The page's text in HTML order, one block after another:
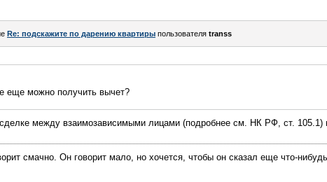
Re: подскажите по дарению квартиры пользователя transs
еще можно получить вычет?
между взаимозависимыми лицами (подробнее см. НК РФ, ст. 105.1)
смачно. Он говорит мало, но хочется, чтобы он сказал еще что-